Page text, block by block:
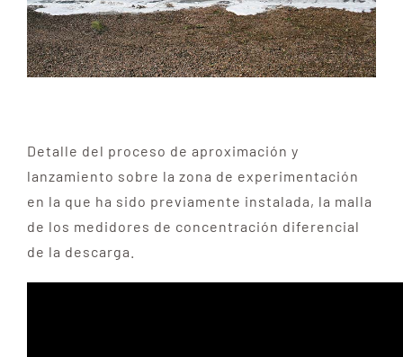
Detalle del proceso de aproximación y
lanzamiento sobre la zona de experimentación
en la que ha sido previamente instalada, la malla
de los medidores de concentración diferencial
de la descarga.